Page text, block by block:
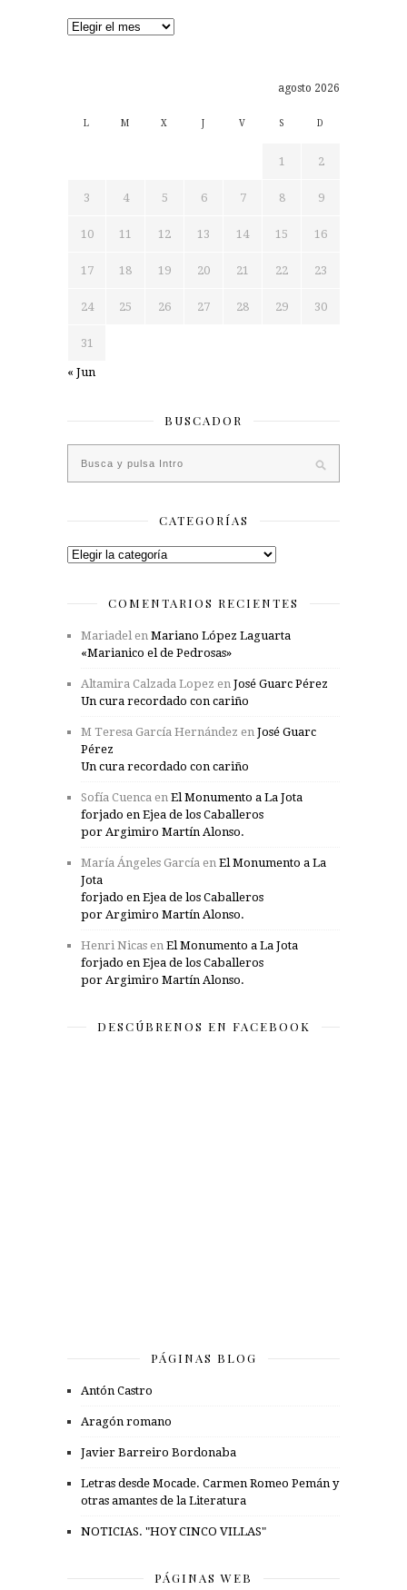
Archivos
agosto 2026
L M X V S D
1 2
3 4 5 6 7 8 9
10 11 12 13 14 15 16
17 18 19 20 21 22 23
24 25 26 27 28 29 30
31
« Jun
BUSCADOR
CATEGORÍAS
Categorías
COMENTARIOS RECIENTES
Mariadelen Mariano López Laguarta
«Marianico el de Pedrosas»
Altamira Calzada Lopez en José Guarc Pérez
Un cura recordado con cariño
M Teresa García Hernández en José Guarc
Pérez
Un cura recordado con cariño
Sofía Cuenca en El Monumento a La Jota
forjado en Ejea de los Caballeros
por Argimiro Martín Alonso.
María Ángeles García en El Monumento a La
Jota
forjado en Ejea de los Caballeros
por Argimiro Martín Alonso.
Henri Nicas en El Monumento a La Jota
forjado en Ejea de los Caballeros
por Argimiro Martín Alonso.
DESCÚBRENOS EN FACEBOOK
PÁGINAS BLOG
Antón Castro
Aragón romano
Javier Barreiro Bordonaba
Letras desde Mocade. Carmen Romeo Pemán y
otras amantes de la Literatura
NOTICIAS. "HOY CINCO VILLAS"
PÁGINAS WEB